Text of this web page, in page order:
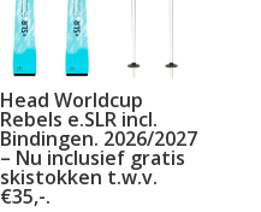
Head Worldcup
Rebels e.SLR incl.
Bindingen. 2026/2027
– Nu inclusief gratis
skistokken t.w.v.
€35,-.